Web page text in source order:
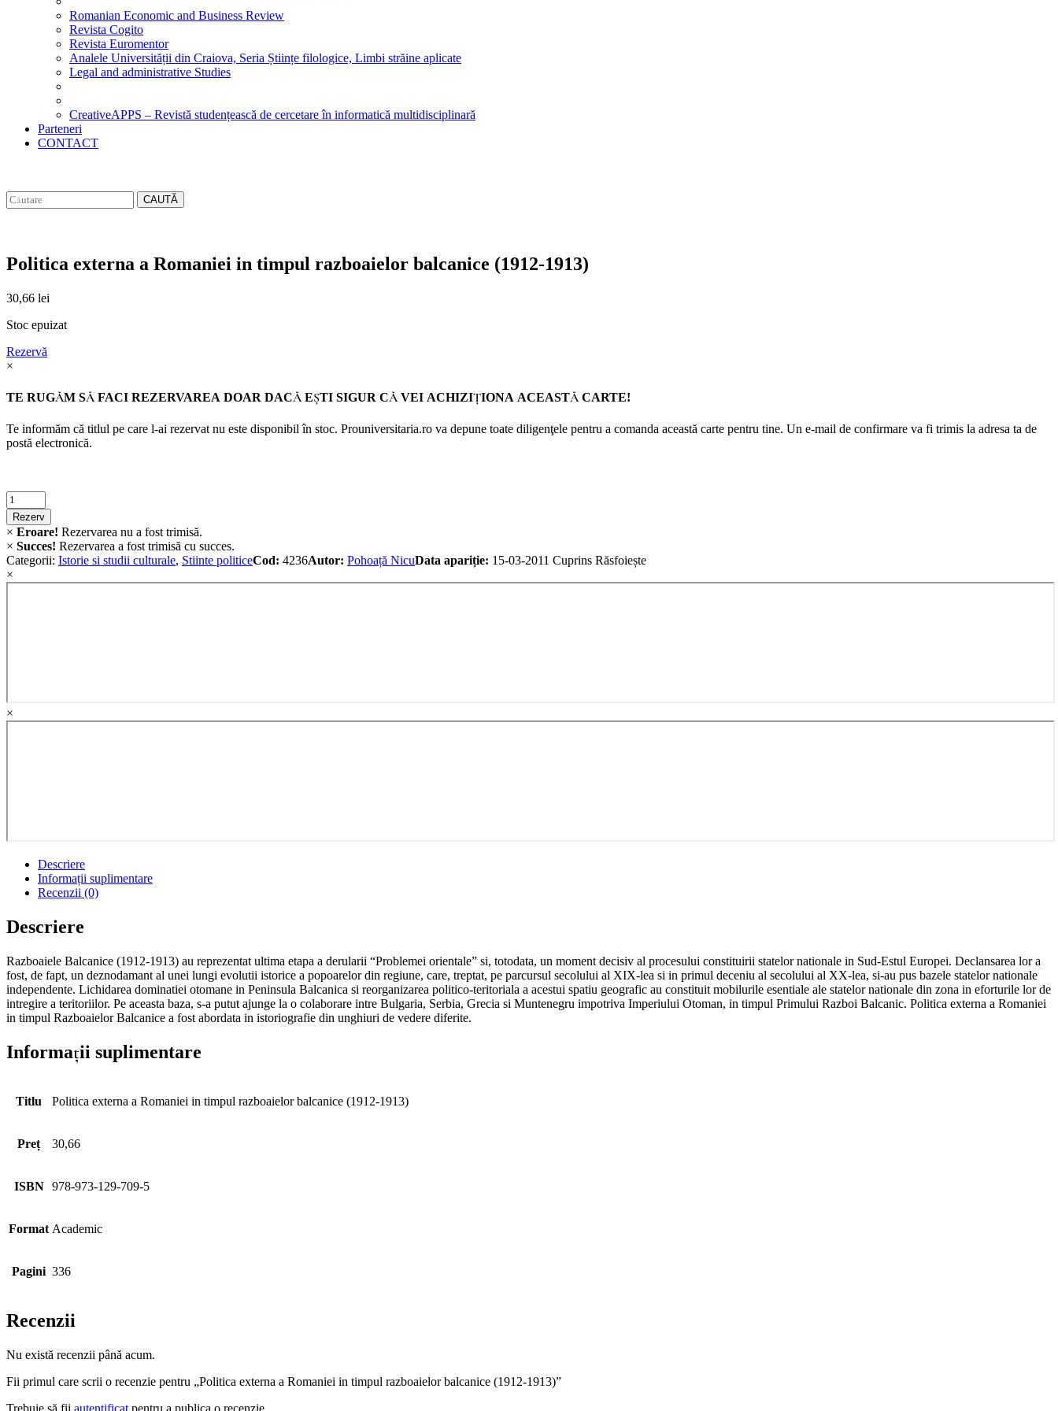
Romanian Economic and Business Review
Revista Cogito
Revista Euromentor
Analele Universității din Craiova, Seria Științe filologice, Limbi străine aplicate
Legal and administrative Studies
CreativeAPPS – Revistă studențească de cercetare în informatică multidisciplinară
Parteneri
CONTACT
CAUTĂ
Politica externa a Romaniei in timpul razboaielor balcanice (1912-1913)
30,66 lei
Stoc epuizat
Rezervă
×
TE RUGĂM SĂ FACI REZERVAREA DOAR DACĂ EŞTI SIGUR CĂ VEI ACHIZIŢIONA ACEASTĂ CARTE!
Te informăm că titlul pe care l-ai rezervat nu este disponibil în stoc. Prouniversitaria.ro va depune toate diligenţele pentru a comanda această carte pentru tine. Un e-mail de confirmare va fi trimis la adresa ta de
postă electronică.
Criminalistica
quantity
Rezerv
× Eroare! Rezervarea nu a fost trimisă.
× Succes! Rezervarea a fost trimisă cu succes.
Categorii: Istorie si studii culturale, Stiinte politiceCod: 4236Autor: Pohoață NicuData apariție: 15-03-2011 Cuprins Răsfoiește
×
×
Descriere
Informații suplimentare
Recenzii (0)
Descriere
Razboaiele Balcanice (1912-1913) au reprezentat ultima etapa a derularii “Problemei orientale” si, totodata, un moment decisiv al procesului constituirii statelor nationale in Sud-Estul Europei. Declansarea lor a
fost, de fapt, un deznodamant al unei lungi evolutii istorice a popoarelor din regiune, care, treptat, pe parcursul secolului al XIX-lea si in primul deceniu al secolului al XX-lea, si-au pus bazele statelor nationale
independente. Lichidarea dominatiei otomane in Peninsula Balcanica si reorganizarea politico-teritoriala a acestui spatiu geografic au constituit mobilurile esentiale ale statelor nationale din zona in eforturile lor de
intregire a teritoriilor. Pe aceasta baza, s-a putut ajunge la o colaborare intre Bulgaria, Serbia, Grecia si Muntenegru impotriva Imperiului Otoman, in timpul Primului Razboi Balcanic. Politica externa a Romaniei
in timpul Razboaielor Balcanice a fost abordata in istoriografie din unghiuri de vedere diferite.
Informații suplimentare
Titlu Politica externa a Romaniei in timpul razboaielor balcanice (1912-1913)
Preț 30,66
ISBN 978-973-129-709-5
Format Academic
Pagini 336
Recenzii
Nu există recenzii până acum.
Fii primul care scrii o recenzie pentru „Politica externa a Romaniei in timpul razboaielor balcanice (1912-1913)”
Trebuie să fii autentificat pentru a publica o recenzie.